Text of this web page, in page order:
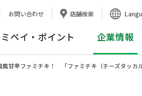
お問い合わせ 店舗検索
ペイ・ポイント 企業情報
甘辛ファミチキ！ 「ファミチキ（チーズタッカ